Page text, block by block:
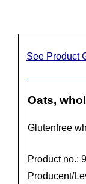
See Product
Oats,
Glutenfree
Product no.:
Producent/